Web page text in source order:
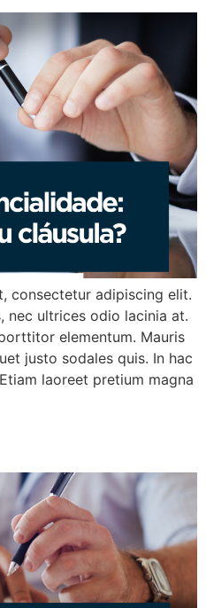
consectetur adipiscing elit.
nec ultrices odio lacinia at.
elementum. Mauris
justo sodales quis. In hac
laoreet pretium magna